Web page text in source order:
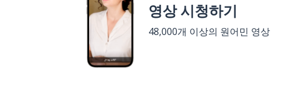
영상 시청하기
48,000개 이상의 원어민 영상